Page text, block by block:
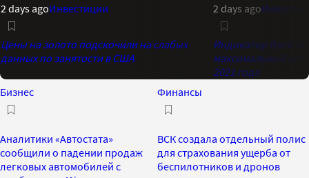
2 days agoИнвестиции
Цены на золото подскочили на слабых
данных по занятости в США
2 days ago
Индикатор Bank of
максимальный
2021 года
Бизнес
Аналитики «Автостата»
сообщили о падении продаж
легковых автомобилей с
Финансы
ВСК создала отдельный полис
для страхования ущерба от
беспилотников и дронов